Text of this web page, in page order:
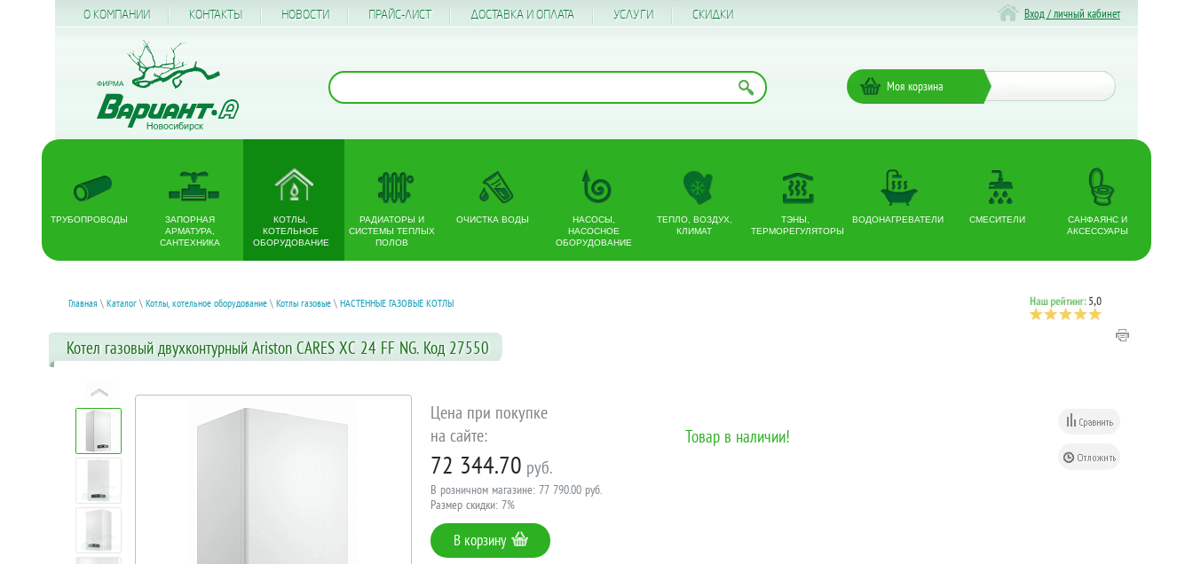
О КОМПАНИИ КОНТАКТЫ НОВОСТИ ПРАЙС-ЛИСТ ДОСТАВКА И ОПЛАТА УСЛУГИ CКИДКИ Вход / личный кабинет
Моя корзина
ТРУБОПРОВОДЫ
ЗАПОРНАЯ
АРМАТУРА,
САНТЕХНИКА
КОТЛЫ,
КОТЕЛЬНОЕ
ОБОРУДОВАНИЕ
РАДИАТОРЫ И
СИСТЕМЫ ТЕПЛЫХ
ПОЛОВ
ОЧИСТКА ВОДЫ
НАСОСЫ,
НАСОСНОЕ
ОБОРУДОВАНИЕ
ТЕПЛО, ВОЗДУХ,
КЛИМАТ
ТЭНЫ,
ТЕРМОРЕГУЛЯТОРЫ
ВОДОНАГРЕВАТЕЛИ СМЕСИТЕЛИ
САНФАЯНС И
АКСЕССУАРЫ
Главная \ Каталог \ Котлы, котельное оборудование \ Котлы газовые \ НАСТЕННЫЕ ГАЗОВЫЕ КОТЛЫ
Котел газовый двухконтурный Ariston CARES XC 24 FF NG. Код 27550
Товар в наличии!
Цена при покупке
на сайте:
72 344.70 руб.
В розничном магазине: 77 790.00 руб.
Размер скидки: 7%
В корзину